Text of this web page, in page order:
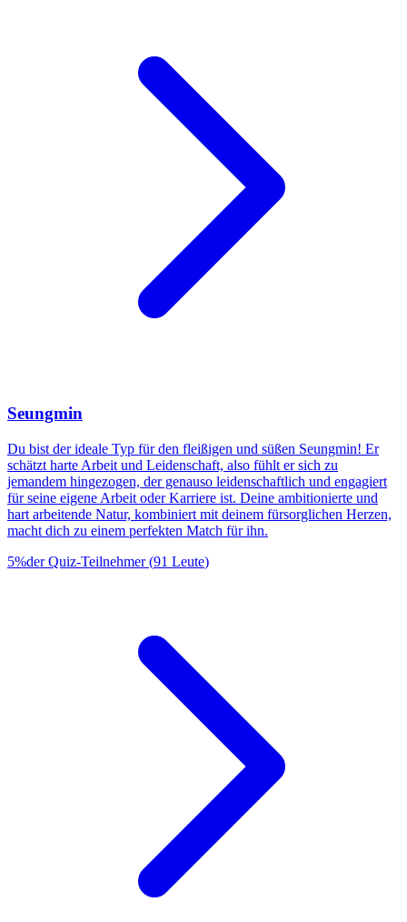
Seungmin
Du bist der ideale Typ für den fleißigen und süßen Seungmin! Er
schätzt harte Arbeit und Leidenschaft, also fühlt er sich zu
jemandem hingezogen, der genauso leidenschaftlich und engagiert
für seine eigene Arbeit oder Karriere ist. Deine ambitionierte und
hart arbeitende Natur, kombiniert mit deinem fürsorglichen Herzen,
macht dich zu einem perfekten Match für ihn.
5%der Quiz-Teilnehmer(91 Leute)